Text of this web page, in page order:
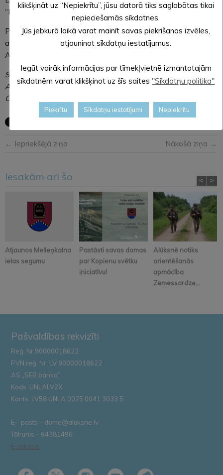
“Marčuks”.
Projektu vada Alūksnes novada pašvaldības Centrālās
administrācijas Attīstības nodaļas projektu vadītāja
Anastasija Ņedaivodina.
SAGATAVOJA: Lāsma ĒVELE,
Alūksnes novada pašvaldības
Centrālās administrācijas sabiedrisko attiecību speciāliste
← Iepriekšējā ziņa Nākošā ziņa →
Iesakām arī šo
Atjaunos Melleņkalna
ielas segumu
Pastāsti savas domas
par Kopienu svētku
iniciatīvu!
Alūksnē notiks
orientēšanās
apmācība
Zemessardze...
< >
Pašvaldības rekvizīti
Reģ. Nr.90000018622
PVN reģ. Nr. LV 90000018622
AS „SEB banka”
Kods: UNLALV2X
Konts: LV58 UNLA 0025 0041 3033 5
E – pasts – dome@aluksne.lv
Tālrunis – 64381496
E-adrese
klikšķināt uz “Nepiekrītu”, jūsu datorā tiks saglabātas tikai
nepieciešamās sīkdatnes.
Jūs jebkurā laikā varat mainīt savas piekrišanas izvēles,
atjauninot sīkdatņu iestatījumus.
Iegūt vairāk informācijas par tīmekļvietnē izmantotajām
sīkdatnēm varat klikšķinot uz šīs saites "Sīkdatņu politika"
Piekrītu Sīkdatņu iestatījumi Nepiekrītu